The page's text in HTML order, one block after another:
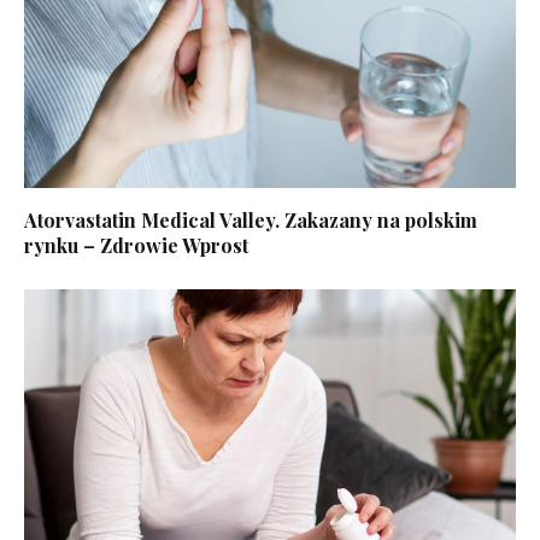
Atorvastatin Medical Valley. Zakazany na polskim
rynku – Zdrowie Wprost